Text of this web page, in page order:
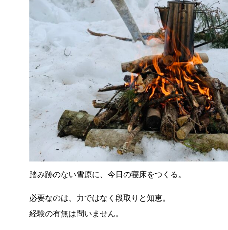
踏み跡のない雪原に、今日の寝床をつくる。
必要なのは、力ではなく段取りと知恵。
経験の有無は問いません。